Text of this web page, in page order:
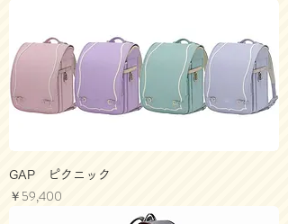
GAP ピクニック
価格
￥59,400